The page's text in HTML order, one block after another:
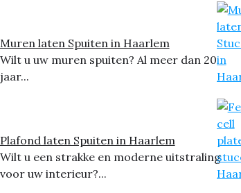
Muren laten Spuiten in Haarlem
Wilt u uw muren spuiten? Al meer dan 20
jaar...
Plafond laten Spuiten in Haarlem
Wilt u een strakke en moderne uitstraling
voor uw interieur?...